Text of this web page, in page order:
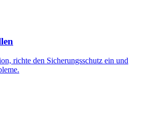
richte den Sicherungsschutz ein und